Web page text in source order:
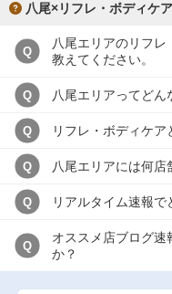
こ
八尾×リフレ・ボディケ
Q
八尾エリアのリフ
教えてください。
Q 八尾エリアってどん
Q リフレ・ボディケア
Q 八尾エリアには何店
Q リアルタイム速報
Q
オススメ店ブログ速
か？